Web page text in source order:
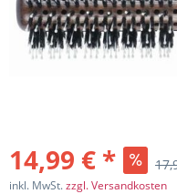
14,99 € *
inkl. MwSt.zzgl. Versandkosten